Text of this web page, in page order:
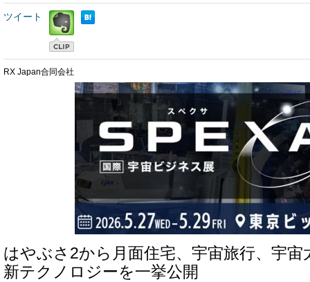
ツイート
RX Japan合同会社
はやぶさ2から月面住宅、宇宙旅行、宇宙
新テクノロジーを一挙公開